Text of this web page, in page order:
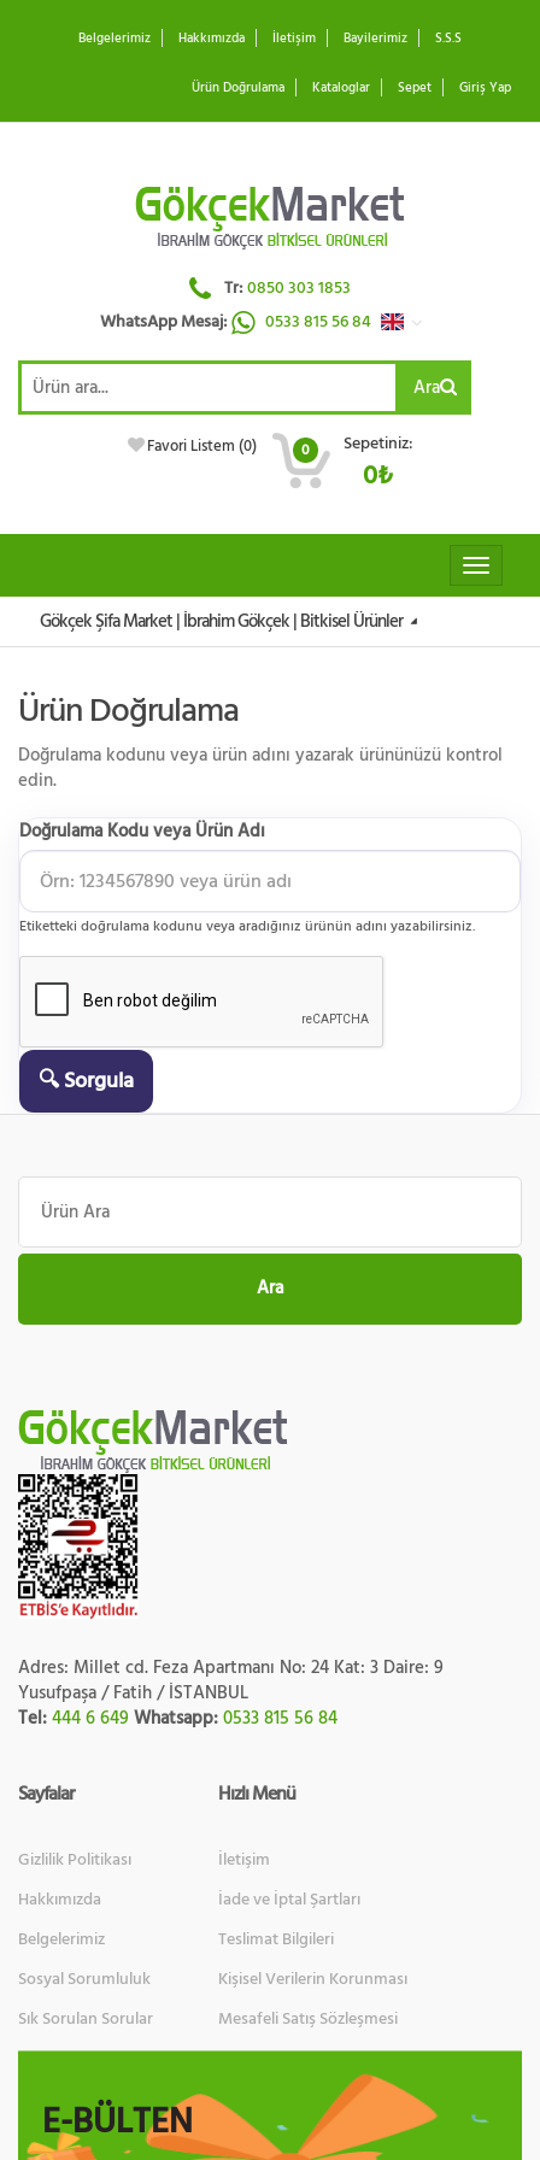
Belgelerimiz Hakkımızda İletişim Bayilerimiz S.S.S
Ürün Doğrulama Kataloglar Sepet Giriş Yap
Tr:0850 303 1853
WhatsApp Mesaj:
0533 815 56 84
Ara
Favori Listem (0) 0 Sepetiniz:
0₺
Toggle
Gökçek Şifa Market | İbrahim Gökçek | Bitkisel Ürünler
Ürün Doğrulama
Doğrulama kodunu veya ürün adını yazarak ürününüzü kontrol
edin.
Doğrulama Kodu veya Ürün Adı
Etiketteki doğrulama kodunu veya aradığınız ürünün adını yazabilirsiniz.
🔍 Sorgula
Ara:
Ara
Adres: Millet cd. Feza Apartmanı No: 24 Kat: 3 Daire: 9
Yusufpaşa / Fatih / İSTANBUL
Tel:444 6 649 Whatsapp:0533 815 56 84
Sayfalar
Gizlilik Politikası
Hakkımızda
Belgelerimiz
Sosyal Sorumluluk
Sık Sorulan Sorular
Hızlı Menü
İletişim
İade ve İptal Şartları
Teslimat Bilgileri
Kişisel Verilerin Korunması
Mesafeli Satış Sözleşmesi
E-BÜLTEN